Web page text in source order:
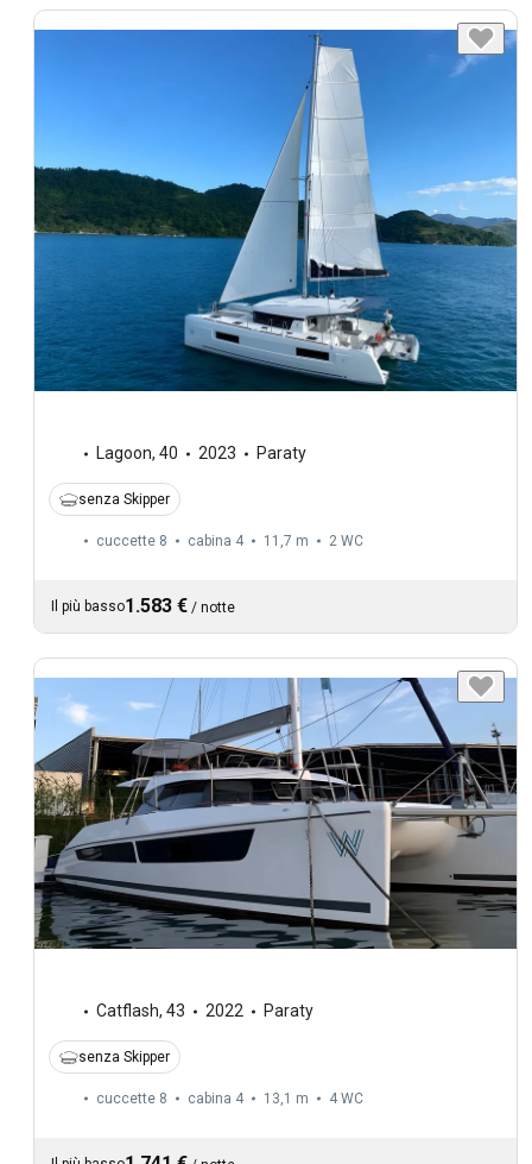
Lagoon, 40 2023 Paraty
senza Skipper
cuccette 8 cabina 4 11,7 m 2 WC
Il più basso1.583 € / notte
Catflash, 43 2022 Paraty
senza Skipper
cuccette 8 cabina 4 13,1 m 4 WC